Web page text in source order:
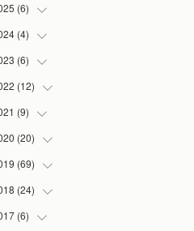
(
)
(
)
(
)
(1
(6)
(
)
(
)
(3
(
)
(4)
(
)
(1
(
)
(1
(6)
(2
(
)
(3
(12)
(
)
(1
(1
(1
(
)
(9)
(1
(2
(2
(
)
(20)
(1
(7
(
)
(69)
(20
)
(
)
(24)
(
)
(6)